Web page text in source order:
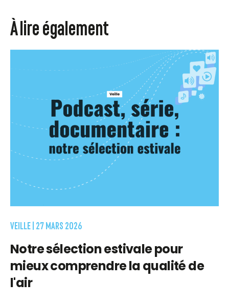
À lire également
VEILLE | 27 MARS 2026
Notre sélection estivale pour
mieux comprendre la qualité de
l'air